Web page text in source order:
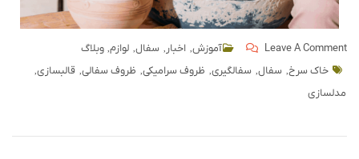
Leave A Comment آموزش, اخبار , سفال, لوازم, وبلاگ
خاک سرخ, سفال, سفالگیری, ظروف سرامیکی, ظروف سفالی, قالبسازی,
مدلسازی